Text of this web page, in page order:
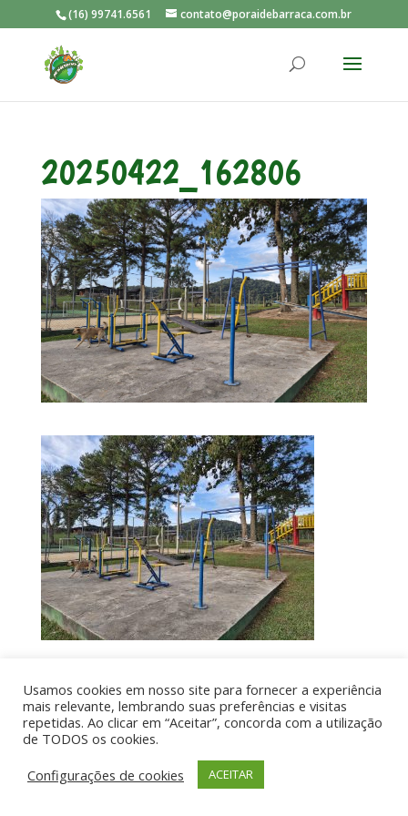
(16) 99741.6561 contato@poraidebarraca.com.br
20250422_162806
Por aí de Barraca - direitos reservados - Desenvolvido
por UIA WEB
Usamos cookies em nosso site para fornecer a experiência
mais relevante, lembrando suas preferências e visitas
repetidas. Ao clicar em “Aceitar”, concorda com a utilização
de TODOS os cookies.
Configurações de cookies
ACEITAR